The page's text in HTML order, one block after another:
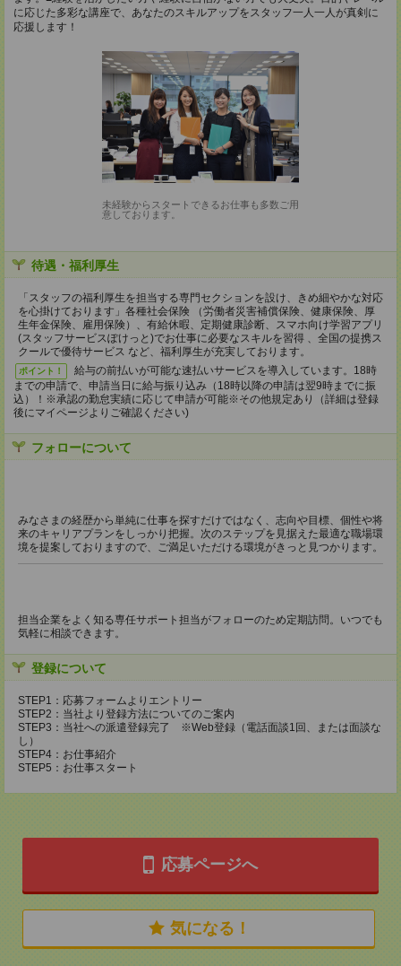
に応じた多彩な講座で、あなたのスキルアップをスタッフ一人一人が真剣に
応援します！
未経験からスタートできるお仕事も多数ご用
意しております。
待遇・福利厚生
「スタッフの福利厚生を担当する専門セクションを設け、きめ細やかな対応
を心掛けております」各種社会保険 （労働者災害補償保険、健康保険、厚
生年金保険、雇用保険）、有給休暇、定期健康診断、スマホ向け学習アプリ
(スタッフサービスぽけっと)でお仕事に必要なスキルを習得 、全国の提携ス
クールで優待サービス など、福利厚生が充実しております。
ポイント！
給与の前払いが可能な速払いサービスを導入しています。18時
までの申請で、申請当日に給与振り込み（18時以降の申請は翌9時までに振
込）！※承認の勤怠実績に応じて申請が可能※その他規定あり（詳細は登録
後にマイページよりご確認ください)
フォローについて
みなさまの経歴から単純に仕事を探すだけではなく、志向や目標、個性や将
来のキャリアプランをしっかり把握。次のステップを見据えた最適な職場環
境を提案しておりますので、ご満足いただける環境がきっと見つかります。
担当企業をよく知る専任サポート担当がフォローのため定期訪問。いつでも
気軽に相談できます。
登録について
STEP1：応募フォームよりエントリー
STEP2：当社より登録方法についてのご案内
STEP3：当社への派遣登録完了 ※Web登録（電話面談1回、または面談な
し）
STEP4：お仕事紹介
STEP5：お仕事スタート
応募ページへ
気になる！